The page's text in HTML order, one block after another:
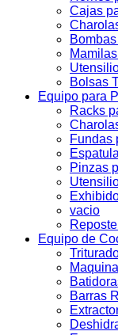
Cajas
Bolsas
Equipo para
Racks
Fundas
Pinzas
vacio
Equipo de
Barras